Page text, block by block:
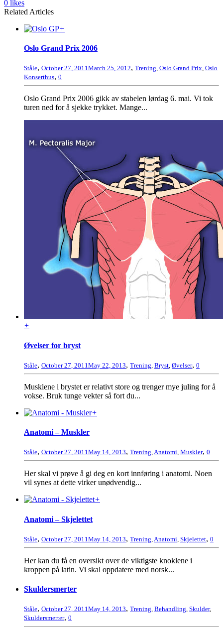
0 likes
Related Articles
+
Oslo Grand Prix 2006
Ståle, October 27, 2011March 25, 2012, Trening, Oslo Grand Prix, Oslo
Konserthus, 0
Oslo Grand Prix 2006 gikk av stabelen lørdag 6. mai. Vi tok
turen ned for å sjekke trykket. Mange...
+
Øvelser for bryst
Ståle, October 27, 2011 May 22, 2013, Trening Bryst Øvelser, 0
Musklene i brystet er relativt store og trenger mye juling for å
vokse. Bruk tunge vekter så fort du...
+
Anatomi – Muskler
Ståle, October 27, 2011May 14, 2013, Trening,Anatomi, Muskler, 0
Her skal vi prøve å gi deg en kort innføring i anatomi. Noen
vil synes at dette virker unødvendig...
+
Anatomi – Skjelettet
Ståle, October 27, 2011 May 14, 2013, Trening Anatomi Skjelettet, 0
Her kan du få en oversikt over de viktigste knoklene i
kroppen på latin. Vi skal oppdatere med norsk...
Skuldersmerter
Ståle, October 27, 2011May 14, 2013, Trening, Behandling, Skulder,
Skuldersmerter, 0